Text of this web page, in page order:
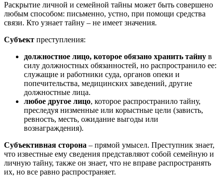
Раскрытие личной и семейной тайны может быть совершено
любым способом: письменно, устно, при помощи средства
связи. Кто узнает тайну – не имеет значения.
Субъект преступления:
должностное лицо, которое обязано хранить тайну в
силу должностных обязанностей, но распространило ее:
служащие и работники суда, органов опеки и
попечительства, медицинских заведений, другие
должностные лица.
любое другое лицо, которое распространило тайну,
преследуя низменные или корыстные цели (зависть,
ревность, месть, ожидание выгоды или
вознаграждения).
Субъективная сторона – прямой умысел. Преступник знает,
что известные ему сведения представляют собой семейную и
личную тайну, также он знает, что не вправе распространять
их, но все равно распространяет.